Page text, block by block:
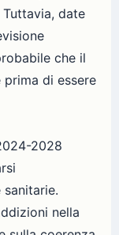
date
che il
di essere
2028
nella